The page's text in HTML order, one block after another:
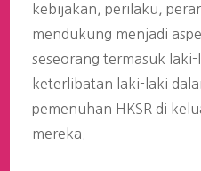
kebijakan, perilaku,
mendukung menjadi
seseorang termasuk
keterlibatan laki-laki
pemenuhan HKSR di
mereka.